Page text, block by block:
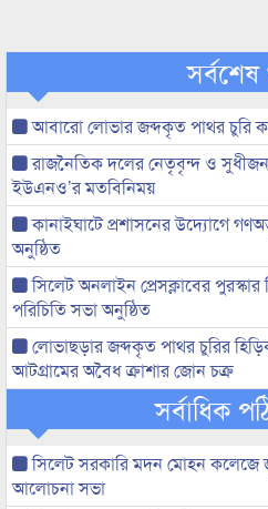
আবারো লোভার জব্দকৃত পাথর চুরি
রাজনৈতিক দলের নেতৃবৃন্দ ও
ইউএনও’র মতবিনিময়
কানাইঘাটে প্রশাসনের উদ্যোগে
অনুষ্ঠিত
সিলেট অনলাইন প্রেসক্লাবের
পরিচিতি সভা অনুষ্ঠিত
লোভাছড়ার জব্দকৃত পাথর চুরির
আটগ্রামের অবৈধ ক্রাশার জোন চক্র
সর্বাধিক
সিলেট সরকারি মদন মোহন কলেজে
আলোচনা সভা